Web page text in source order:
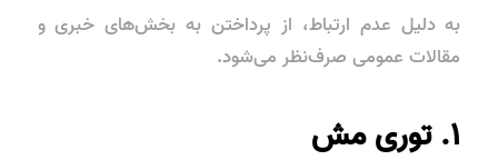
به دلیل عدم ارتباط، از پرداختن به بخش‌های خبری و
مقالات عمومی صرف‌نظر می‌شود.
۱. توری مش